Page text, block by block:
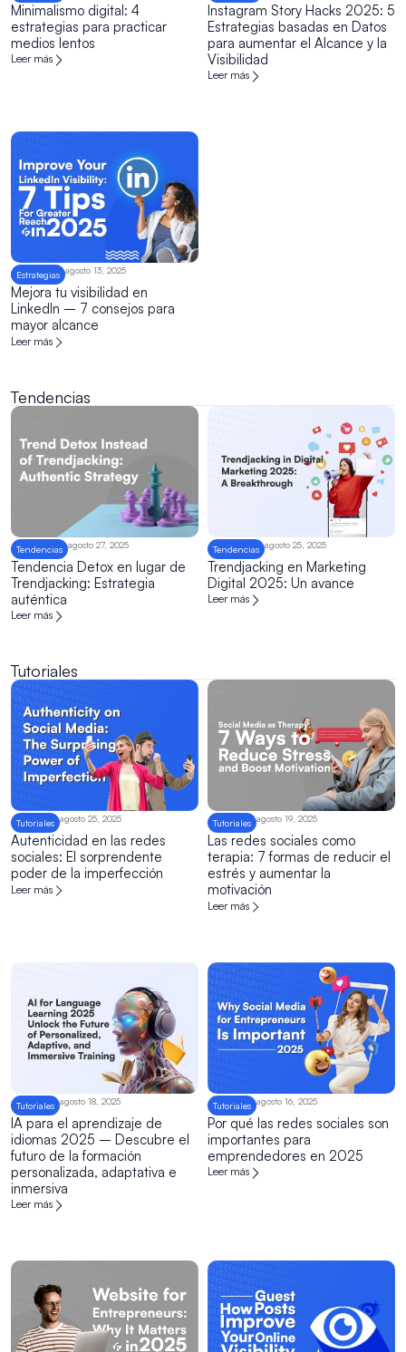
Minimalismo digital: 4
estrategias para practicar
medios lentos
Leer más
Instagram Story Hacks 2025: 5
Estrategias basadas en Datos
para aumentar el Alcance y la
Visibilidad
Leer más
Estrategias agosto 13, 2025
Mejora tu visibilidad en
LinkedIn – 7 consejos para
mayor alcance
Leer más
Tendencias
Tendencias agosto 27, 2025
Tendencia Detox en lugar de
Trendjacking: Estrategia
auténtica
Leer más
Tendencias agosto 25, 2025
Trendjacking en Marketing
Digital 2025: Un avance
Leer más
Tutoriales
Tutoriales agosto 25, 2025
Autenticidad en las redes
sociales: El sorprendente
poder de la imperfección
Leer más
Tutoriales agosto 19, 2025
Las redes sociales como
terapia: 7 formas de reducir el
estrés y aumentar la
motivación
Leer más
Tutoriales agosto 18, 2025
IA para el aprendizaje de
idiomas 2025 – Descubre el
futuro de la formación
personalizada, adaptativa e
inmersiva
Leer más
Tutoriales agosto 16, 2025
Por qué las redes sociales son
importantes para
emprendedores en 2025
Leer más